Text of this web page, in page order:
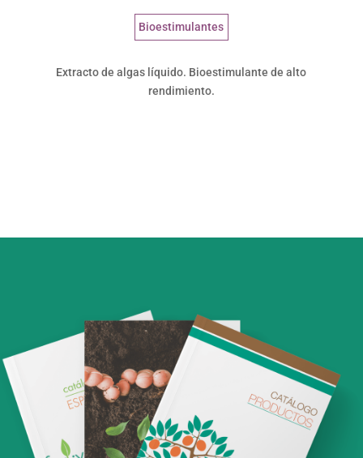
Bioestimulantes
Extracto de algas líquido. Bioestimulante de alto
rendimiento.